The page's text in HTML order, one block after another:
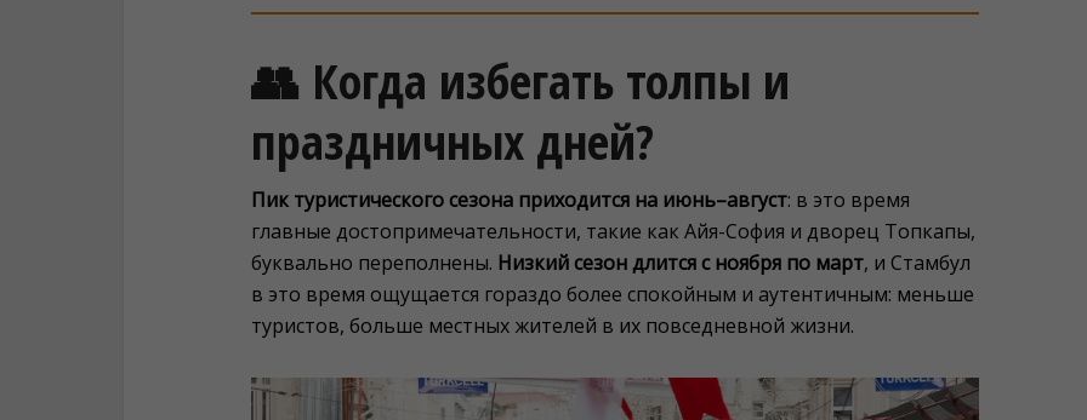
👥 Когда избегать толпы и
праздничных дней?
Пик туристического сезона приходится на июнь–август: в это время
главные достопримечательности, такие как Айя-София и дворец Топкапы,
буквально переполнены. Низкий сезон длится с ноября по март, и Стамбул
в это время ощущается гораздо более спокойным и аутентичным: меньше
туристов, больше местных жителей в их повседневной жизни.